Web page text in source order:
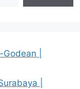
|
|